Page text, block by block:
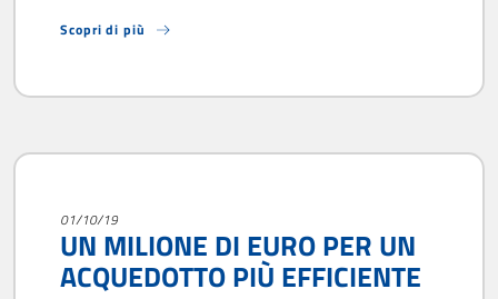
Scopri di più
01/10/19
UN MILIONE DI EURO PER UN
ACQUEDOTTO PIÙ EFFICIENTE